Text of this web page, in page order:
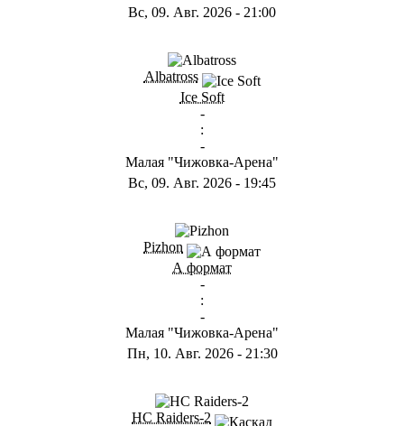
Вс, 09. Авг. 2026 - 21:00
Albatross
Ice Soft
-
:
-
Малая "Чижовка-Арена"
Вс, 09. Авг. 2026 - 19:45
Pizhon
А формат
-
:
-
Малая "Чижовка-Арена"
Пн, 10. Авг. 2026- 21:30
HC Raiders-2